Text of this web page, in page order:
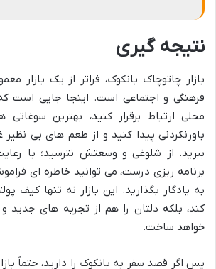
نتیجه گیری
بازار چاتوچاک بانکوک، فراتر از یک بازار
فرهنگی و اجتماعی است. اینجا جایی است
محلی ارتباط برقرار کنید، بهترین
باورنکردنی پیدا کنید و از طعم های بی
ببرید. از شلوغی و وسعتش نترسید؛ با
برنامه ریزی درست، می توانید خاطره ای
به یادگار بگذارید. این بازار نه تنها کیف
کند، بلکه دلتان را هم از تجربه های جدید
خواهد ساخت.
پس اگر قصد سفر به بانکوک را دارید، حتماً